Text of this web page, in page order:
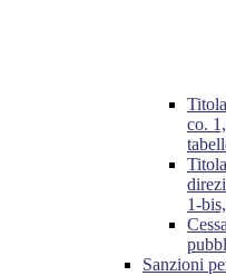
co.
1-
Sanzioni